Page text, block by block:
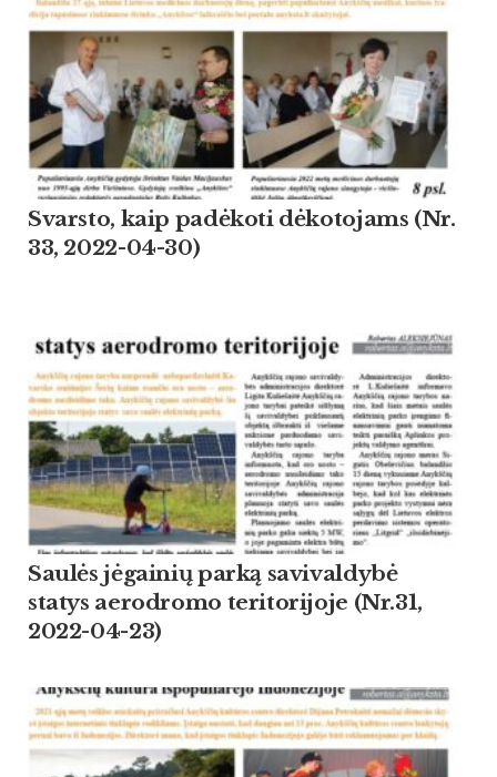
Svarsto, kaip padėkoti dėkotojams (Nr.
33, 2022-04-30)
Saulės jėgainių parką savivaldybė
statys aerodromo teritorijoje (Nr.31,
2022-04-23)